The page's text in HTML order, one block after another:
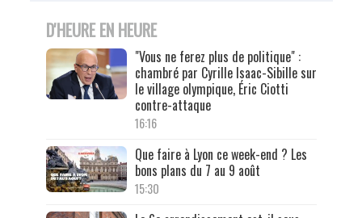
D'HEURE EN HEURE
"Vous ne ferez plus de politique" :
chambré par Cyrille Isaac-Sibille sur
le village olympique, Éric Ciotti
contre-attaque
16:16
Que faire à Lyon ce week-end ? Les
bons plans du 7 au 9 août
15:30